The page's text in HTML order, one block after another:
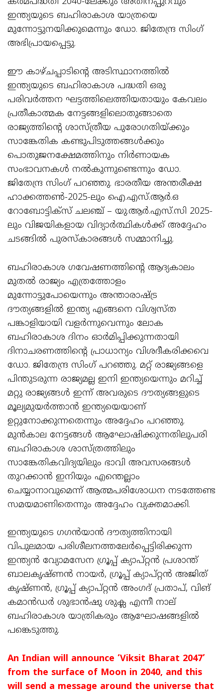
ഇന്ത്യയുടെ ബഹിരാകാശ യാത്രയെ
മുന്നോട്ടുനയിക്കുമെന്നും ഡോ. ജിതേന്ദ്ര സിംഗ്
അഭിപ്രായപ്പെട്ടു.
ഈ കാഴ്ചപ്പാടിന്റെ അടിസ്ഥാനത്തില്‍
ഇന്ത്യയുടെ ബഹിരാകാശ പദ്ധതി ഒരു
പരിവർത്തന ഘട്ടത്തിലെത്തിയതായും കേവലം
പ്രതീകാത്മക നേട്ടങ്ങളിലൊതുങ്ങാതെ
രാജ്യത്തിന്റെ ശാസ്ത്രീയ പുരോഗതിയ്ക്കും
സാങ്കേതിക കണ്ടുപിടുത്തങ്ങൾക്കും
പൊതുജനക്ഷേമത്തിനും നിർണായക
സംഭാവനകൾ നൽകുന്നുണ്ടെന്നും ഡോ.
ജിതേന്ദ്ര സിംഗ് പറഞ്ഞു. ഭാരതീയ അന്തരീക്ഷ
ഹാക്കത്തൺ-2025-ലും ഐ.എസ്.ആർ.ഒ
റോബോട്ടിക്സ് ചലഞ്ച് – യു.ആർ.എസ്.സി 2025-
ലും വിജയികളായ വിദ്യാർത്ഥികൾക്ക് അദ്ദേഹം
ചടങ്ങിൽ പുരസ്കാരങ്ങൾ സമ്മാനിച്ചു.
ബഹിരാകാശ ഗവേഷണത്തിന്റെ ആദ്യകാലം
മുതൽ രാജ്യം എത്രത്തോളം
മുന്നോട്ടുപോയെന്നും അന്താരാഷ്ട്ര
ദൗത്യങ്ങളിൽ ഇന്ത്യ എങ്ങനെ വിശ്വസ്ത
പങ്കാളിയായി വളർന്നുവെന്നും ലോക
ബഹിരാകാശ ദിനം ഓർമിപ്പിക്കുന്നതായി
ദിനാചരണത്തിന്റെ പ്രാധാന്യം വിശദീകരിക്കവെ
ഡോ. ജിതേന്ദ്ര സിംഗ് പറഞ്ഞു. മറ്റ് രാജ്യങ്ങളെ
പിന്തുടരുന്ന രാജ്യമല്ല ഇനി ഇന്ത്യയെന്നും മറിച്ച്
മറ്റു രാജ്യങ്ങൾ ഇന്ന് അവരുടെ ദൗത്യങ്ങളുടെ
മൂല്യമുയര്‍ത്താന്‍ ഇന്ത്യയെയാണ്
ഉറ്റുനോക്കുന്നതെന്നും അദ്ദേഹം പറഞ്ഞു.
മുന്‍കാല നേട്ടങ്ങൾ ആഘോഷിക്കുന്നതിലുപരി
ബഹിരാകാശ ശാസ്ത്രത്തിലും
സാങ്കേതികവിദ്യയിലും ഭാവി അവസരങ്ങൾ
തുറക്കാൻ ഇനിയും എന്തെല്ലാം
ചെയ്യാനാവുമെന്ന് ആത്മപരിശോധന നടത്തേണ്ട
സമയമാണിതെന്നും അദ്ദേഹം വ്യക്തമാക്കി.
ഇന്ത്യയുടെ ഗഗൻയാൻ ദൗത്യത്തിനായി
വിപുലമായ പരിശീലനത്തലേർപ്പെട്ടിരിക്കുന്ന
ഇന്ത്യൻ വ്യോമസേന ഗ്രൂപ്പ് ക്യാപ്റ്റൻ പ്രശാന്ത്
ബാലകൃഷ്ണൻ നായർ, ഗ്രൂപ്പ് ക്യാപ്റ്റൻ അജിത്
കൃഷ്ണൻ, ഗ്രൂപ്പ് ക്യാപ്റ്റൻ അംഗദ് പ്രതാപ്, വിങ്
കമാൻഡർ ശുഭാൻഷു ശുക്ല എന്നീ നാല്
ബഹിരാകാശ യാത്രികരും ആഘോഷങ്ങളിൽ
പങ്കെടുത്തു.
An Indian will announce ‘Viksit Bharat 2047’
from the surface of Moon in 2040, and this
will send a message around the universe that